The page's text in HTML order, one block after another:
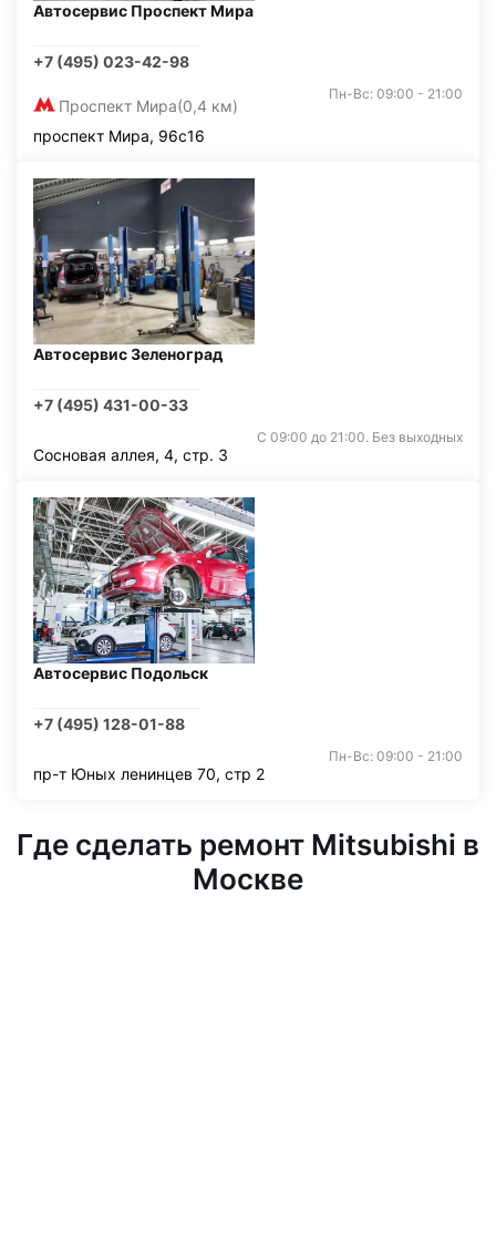
Автосервис Проспект Мира
+7 (495) 023-42-98
Проспект Мира(0,4 км)
Пн-Вс: 09:00 - 21:00
проспект Мира, 96с16
Автосервис Зеленоград
+7 (495) 431-00-33
С 09:00 до 21:00. Без выходных
Сосновая аллея, 4, стр. 3
Автосервис Подольск
+7 (495) 128-01-88
Пн-Вс: 09:00 - 21:00
пр-т Юных ленинцев 70, стр 2
Где сделать ремонт Mitsubishi в
Москве